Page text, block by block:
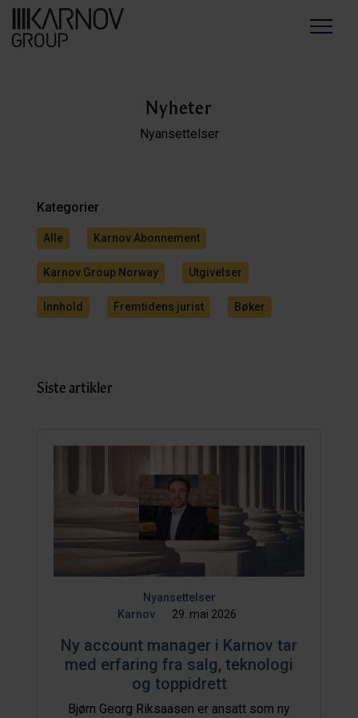
Menu
Nyheter
Nyansettelser
Siste artikler
Kategorier
Alle Karnov Abonnement
Karnov Group Norway Utgivelser
Innhold Fremtidens jurist Bøker
Nyansettelser
Karnov
29. mai 2026
Ny account manager i Karnov tar
med erfaring fra salg, teknologi
og toppidrett
Bjørn Georg Riksaasen er ansatt som ny